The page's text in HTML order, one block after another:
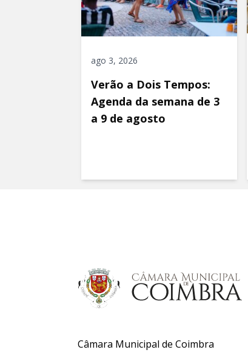
ago 3, 2026
Verão a Dois Tempos:
Agenda da semana de 3
a 9 de agosto
Câmara Municipal de Coimbra